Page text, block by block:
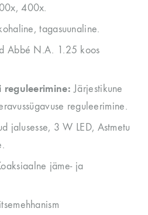
400x.
tagasuunaline.
Abbé N.A. 1.25 koos
reguleerimine: Järjestikune
reguleerimine.
jalusesse, 3 W LED, Astmetu
jäme- ja